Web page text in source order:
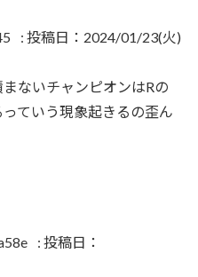
: 投稿日：2024/01/23(火)
ないチャンピオンはRの
ていう現象起きるの歪ん
: 投稿日：